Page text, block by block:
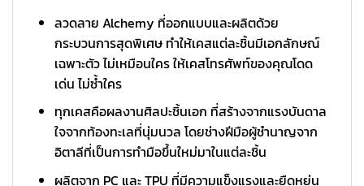
ลวดลาย Alchemy ที่ออกแบบและผลิตด้วย
กระบวนการสุดพิเศษ ทำให้เคสแต่ละชิ้นมีเอกลักษณ์
เฉพาะตัว ไม่เหมือนใคร ให้เคสโทรศัพท์ของคุณโดด
เด่น ไม่ซ้ำใคร
ทุกเคสคือผลงานศิลปะชิ้นเอก ที่สร้างจากแรงบันดาล
ใจจากท้องทะเลที่นุ่มนวล โดยช่างฝีมือผู้ชำนาญจาก
อิตาลีที่เป็นการทำมือขึ้นใหม่มาในแต่ละชิ้น
ผลิตจาก PC และ TPU ที่มีความแข็งแรงและยืดหยุ่น